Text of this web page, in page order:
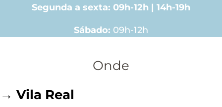
Segunda a sexta: 09h-12h | 14h-19h
Sábado: 09h-12h
Onde
→ Vila Real